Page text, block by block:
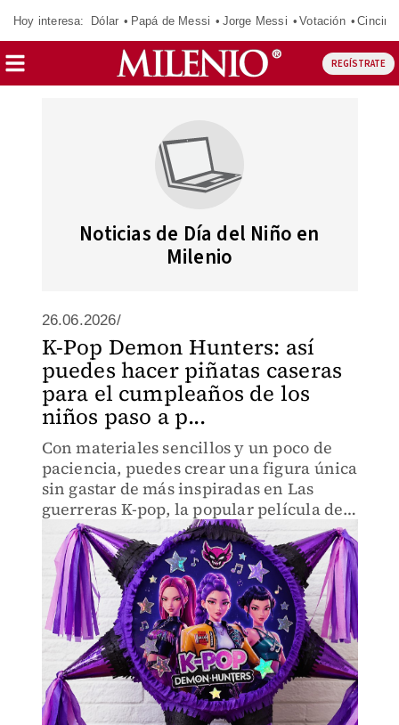
Hoy interesa: Dólar Papá de Messi Jorge Messi Votación
REGÍSTRATE
Noticias de Día del Niño en
Milenio
26.06.2026/
K-Pop Demon Hunters: así
puedes hacer piñatas caseras
para el cumpleaños de los
niños paso a p...
Con materiales sencillos y un poco de
paciencia, puedes crear una figura única
sin gastar de más inspiradas en Las
guerreras K-pop, la popular película de
Netflix.